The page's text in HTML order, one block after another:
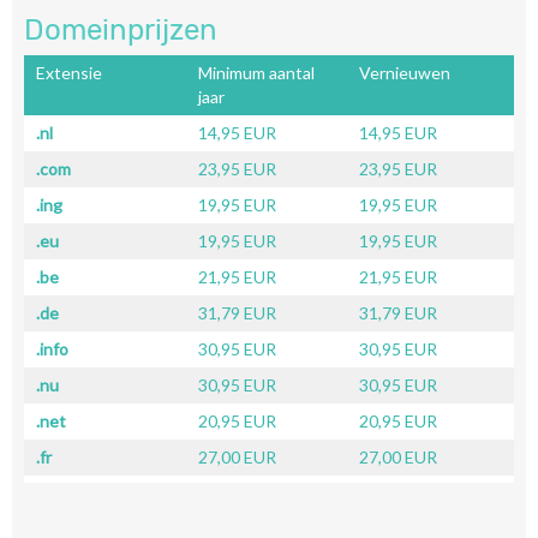
Domeinprijzen
Extensie
Minimum aantal
jaar
Vernieuwen
.nl 14,95 EUR
14,95 EUR
.com
23,95 EUR
23,95 EUR
.ing
19,95 EUR
19,95 EUR
.eu
19,95 EUR
19,95 EUR
.be
21,95 EUR
21,95 EUR
.de
31,79 EUR
31,79 EUR
.info
30,95 EUR
30,95 EUR
.nu
30,95 EUR
30,95 EUR
.net
20,95 EUR
20,95 EUR
.fr
27,00 EUR
27,00 EUR